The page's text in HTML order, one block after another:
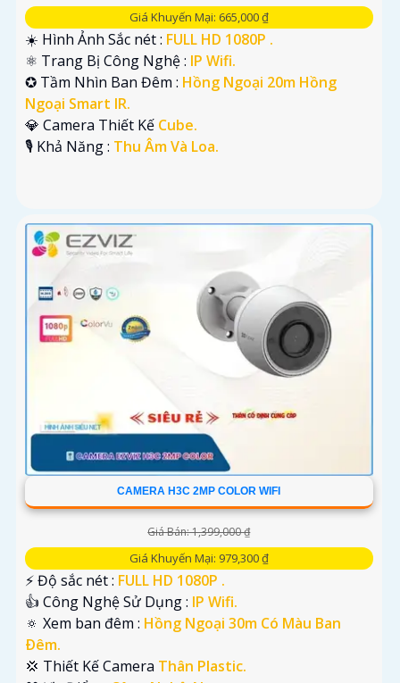
Giá Khuyến Mại: 665,000 ₫
☀️ Hình Ảnh Sắc nét : FULL HD 1080P .
⚛️ Trang Bị Công Nghệ : IP Wifi.
✪ Tầm Nhìn Ban Đêm : Hồng Ngoại 20m Hồng
Ngoại Smart IR.
💎 Camera Thiết Kế Cube.
️🎙 Khả Năng : Thu Âm Và Loa.
CAMERA H3C 2MP COLOR WIFI
Giá Bán: 1,399,000 ₫
Giá Khuyến Mại: 979,300 ₫
️⚡ Độ sắc nét : FULL HD 1080P .
👍 Công Nghệ Sử Dụng : IP Wifi.
🔅 Xem ban đêm : Hồng Ngoại 30m Có Màu Ban
Ðêm.
💢 Thiết Kế Camera Thân Plastic.